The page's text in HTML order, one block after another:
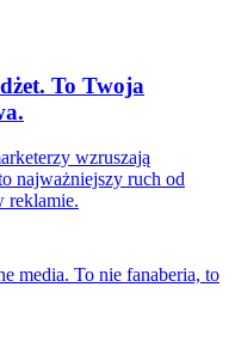
To Twoja
wzruszają
najważniejszy ruch od
reklamie.